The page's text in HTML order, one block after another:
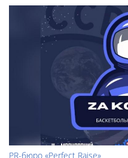
PR-бюро «Perfect Raise»